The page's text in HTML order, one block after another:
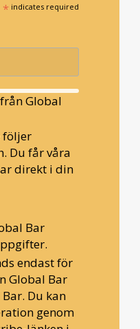
* indicates required
Global
följer
Du får våra
direkt i din
Bar
endast för
Global Bar
Du kan
genom